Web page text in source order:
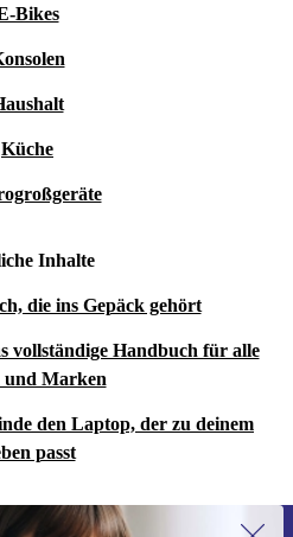
Bikes
Küche
Inhalte
die ins Gepäck gehört
vollständige Handbuch für alle
und Marken
den Laptop, der zu deinem
passt